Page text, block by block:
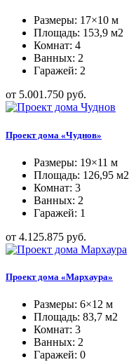
Размеры: 17×10 м
Площадь: 153,9 м2
Комнат: 4
Ванных: 2
Гаражей: 2
от 5.001.750 руб.
Проект дома «Чуднов»
Размеры: 19×11 м
Площадь: 126,95 м2
Комнат: 3
Ванных: 2
Гаражей: 1
от 4.125.875 руб.
Проект дома «Мархаура»
Размеры: 6×12 м
Площадь: 83,7 м2
Комнат: 3
Ванных: 2
Гаражей: 0